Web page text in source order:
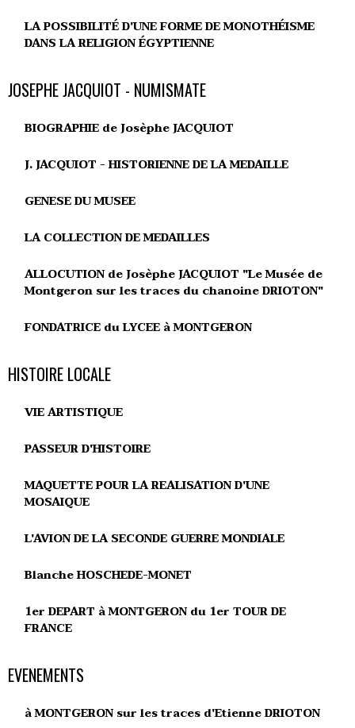
LA POSSIBILITÉ D'UNE FORME DE MONOTHÉISME
DANS LA RELIGION ÉGYPTIENNE
JOSEPHE JACQUIOT - NUMISMATE
BIOGRAPHIE de Josèphe JACQUIOT
J. JACQUIOT - HISTORIENNE DE LA MEDAILLE
GENESE DU MUSEE
LA COLLECTION DE MEDAILLES
ALLOCUTION de Josèphe JACQUIOT "Le Musée de
Montgeron sur les traces du chanoine DRIOTON"
FONDATRICE du LYCEE à MONTGERON
HISTOIRE LOCALE
VIE ARTISTIQUE
PASSEUR D'HISTOIRE
MAQUETTE POUR LA REALISATION D'UNE
MOSAIQUE
L'AVION DE LA SECONDE GUERRE MONDIALE
Blanche HOSCHEDE-MONET
1er DEPART à MONTGERON du 1er TOUR DE
FRANCE
EVENEMENTS
à MONTGERON sur les traces d'Etienne DRIOTON